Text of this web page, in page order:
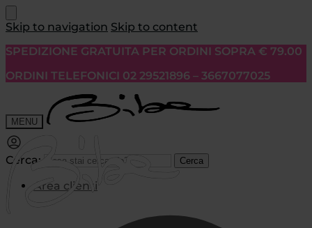
Skip to navigation Skip to content
SPEDIZIONE GRATUITA PER ORDINI SOPRA € 79.00
ORDINI TELEFONICI 02 29521896 – 3667077025
MENU
Cerca: Cerca
Area clienti